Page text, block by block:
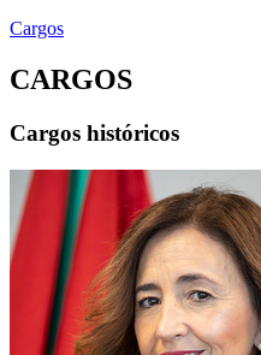
Cargos
CARGOS
Cargos históricos